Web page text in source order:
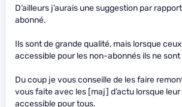
D’ailleurs j’aurais une suggestion par
abonné.
Ils sont de grande qualité, mais lorsque
accessible pour les non-abonnés ils ne
Du coup je vous conseille de les faire
vous faite avec les [maj] d’actu lorsque
accessible pour tous.